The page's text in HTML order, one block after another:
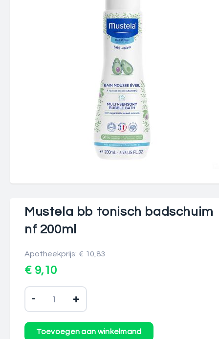
Mustela bb tonisch badschuim
nf 200ml
Apotheekprijs: € 10,83
€ 9,10
- +